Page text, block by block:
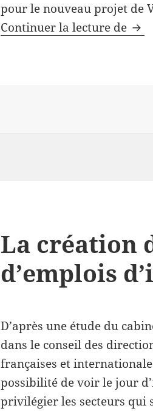
pour le nouveau projet de
Continuer la lecture de
La création
d’emplois
D’après une étude du
dans le conseil des
françaises et
possibilité de voir le jour
privilégier les secteurs qui